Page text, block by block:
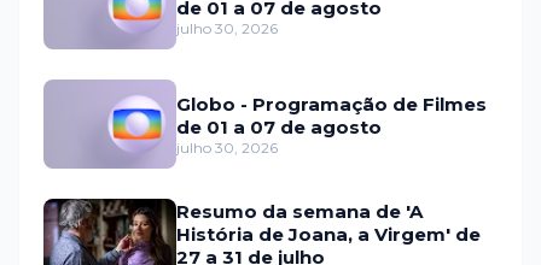
de 01 a 07 de agosto
julho 30, 2026
Globo - Programação de Filmes
de 01 a 07 de agosto
julho 30, 2026
Resumo da semana de 'A
História de Joana, a Virgem' de
27 a 31 de julho